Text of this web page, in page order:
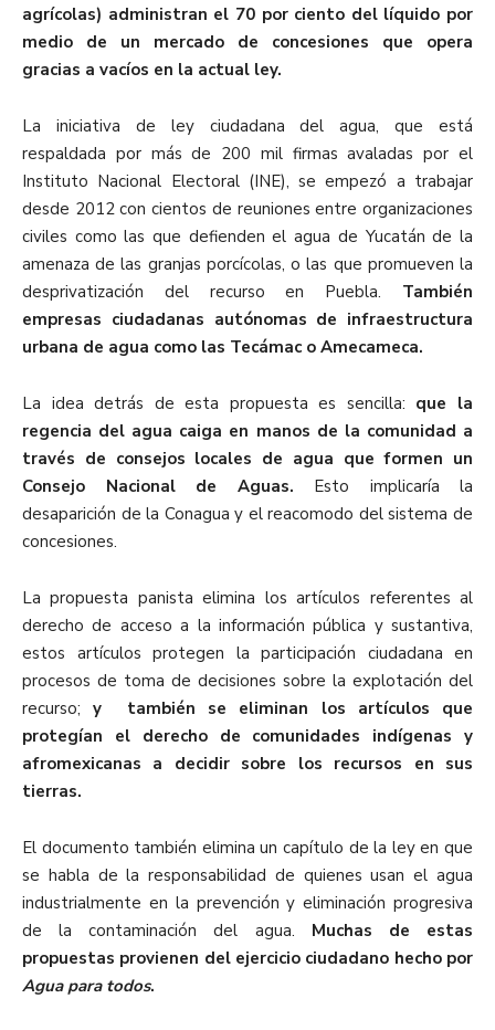
agrícolas) administran el 70 por ciento del líquido por
medio de un mercado de concesiones que opera
gracias a vacíos en la actual ley.
La iniciativa de ley ciudadana del agua, que está
respaldada por más de 200 mil firmas avaladas por el
Instituto Nacional Electoral (INE), se empezó a trabajar
desde 2012 con cientos de reuniones entre organizaciones
civiles como las que defienden el agua de Yucatán de la
amenaza de las granjas porcícolas, o las que promueven la
desprivatización del recurso en Puebla. También
empresas ciudadanas autónomas de infraestructura
urbana de agua como las Tecámac o Amecameca.
La idea detrás de esta propuesta es sencilla: que la
regencia del agua caiga en manos de la comunidad a
través de consejos locales de agua que formen un
Consejo Nacional de Aguas. Esto implicaría la
desaparición de la Conagua y el reacomodo del sistema de
concesiones.
La propuesta panista elimina los artículos referentes al
derecho de acceso a la información pública y sustantiva,
estos artículos protegen la participación ciudadana en
procesos de toma de decisiones sobre la explotación del
recurso;y también se eliminan los artículos que
protegían el derecho de comunidades indígenas y
afromexicanas a decidir sobre los recursos en sus
tierras.
El documento también elimina un capítulo de la ley en que
se habla de la responsabilidad de quienes usan el agua
industrialmente en la prevención y eliminación progresiva
de la contaminación del agua. Muchas de estas
propuestas provienen del ejercicio ciudadano hecho por
Agua para todos.